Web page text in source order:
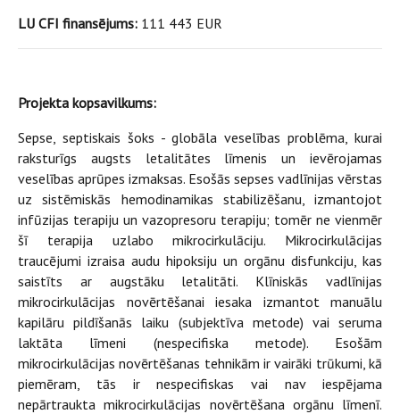
LU CFI finansējums: 111 443 EUR
Projekta kopsavilkums:
Sepse, septiskais šoks - globāla veselības problēma, kurai
raksturīgs augsts letalitātes līmenis un ievērojamas
veselības aprūpes izmaksas. Esošās sepses vadlīnijas vērstas
uz sistēmiskās hemodinamikas stabilizēšanu, izmantojot
infūzijas terapiju un vazopresoru terapiju; tomēr ne vienmēr
šī terapija uzlabo mikrocirkulāciju. Mikrocirkulācijas
traucējumi izraisa audu hipoksiju un orgānu disfunkciju, kas
saistīts ar augstāku letalitāti. Klīniskās vadlīnijas
mikrocirkulācijas novērtēšanai iesaka izmantot manuālu
kapilāru pildīšanās laiku (subjektīva metode) vai seruma
laktāta līmeni (nespecifiska metode). Esošām
mikrocirkulācijas novērtēšanas tehnikām ir vairāki trūkumi, kā
piemēram, tās ir nespecifiskas vai nav iespējama
nepārtraukta mikrocirkulācijas novērtēšana orgānu līmenī.